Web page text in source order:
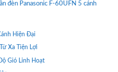
đèn Panasonic F-60UFN 5 cánh
Hiện Đại
Xa Tiện Lợi
Gió Linh Hoạt